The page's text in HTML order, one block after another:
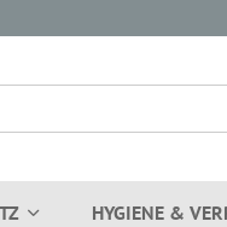
HYGIENE &